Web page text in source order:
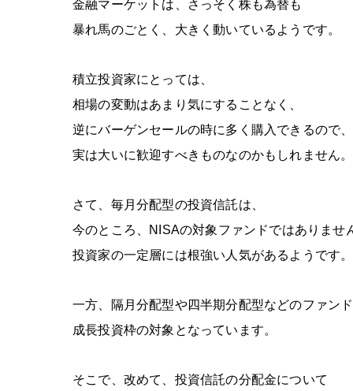
金融マーケットは、さっそく株も為替も
暴れ馬のごとく、大きく動いているようです。
積立投資家にとっては、
相場の変動はあまり気にすることなく、
逆にバーゲンセールの時に多く購入できるので、
実は大いに歓迎すべきものなのかもしれません。
さて、毎月分配型の投資信託は、
今のところ、
NISAの対象ファンドではありませ
投資家の一定層には根強い人気があるようです。
一方、隔月分配型や四半期分配型などのファンド
成長投資枠の対象となっています。
そこで、改めて、投資信託の分配金について